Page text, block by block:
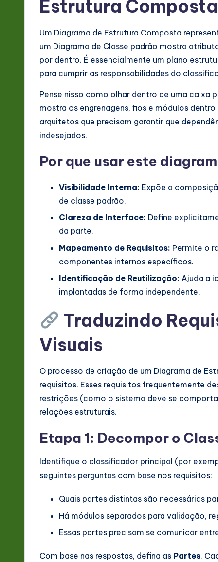
ft
w
In
Estrutura Composta
Um Diagrama de Estrutura Composta
um Diagrama de Classe padrão mostra
por dentro. É essencialmente um plano
para cumprir as responsabilidades do
Pense nisso como olhar dentro de uma caixa
mostra os engrenagens, fios e módulos
arquitetos que precisam garantir que
indesejados.
Por que usar este
Visibilidade Interna: Expõe a
de classe padrão.
Clareza de Interface: Define
da parte.
Mapeamento de Requisitos: Permite o
componentes internos específicos.
Identificação de Reutilização: Ajuda a
implantadas de forma independente.
Traduzindo
Visuais
O processo de criação de um Diagrama de
requisitos. Esses requisitos frequentemente
restrições (como o sistema deve se
relações estruturais.
Etapa 1: Decompor o
Identifique o classificador principal (por
seguintes perguntas com base nos requisitos:
Quais partes distintas são necessárias
Há módulos separados para validação,
Essas partes precisam se comunicar
Com base nas respostas, defina as Partes.